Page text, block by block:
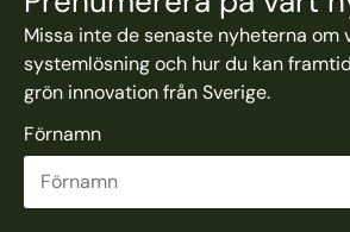
Missa inte de senaste nyheterna om
systemlösning och hur du kan
grön innovation från Sverige.
Förnamn